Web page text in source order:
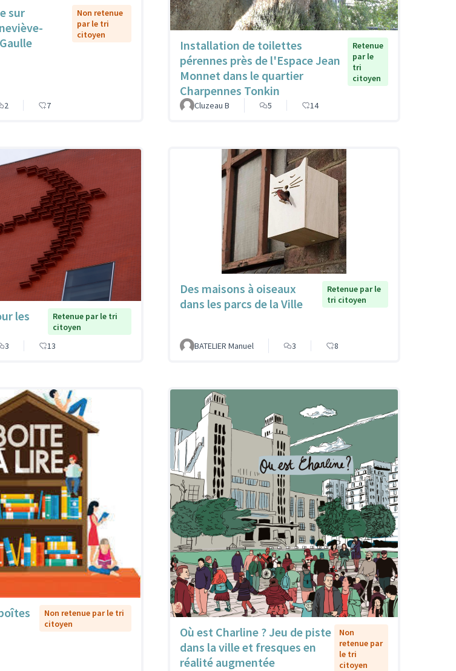
sur
Non retenue
par le tri
citoyen
2 7
Installation de toilettes
pérennes près de l'Espace Jean
Monnet dans le quartier
Charpennes Tonkin
Retenue
par le
tri
citoyen
Cluzeau B 5 14
les
Retenue par le tri
citoyen
3 13
Des maisons à oiseaux
dans les parcs de la Ville
Retenue par le
tri citoyen
BATELIER Manuel 3 8
Non retenue par le tri
citoyen
Où est Charline ? Jeu de piste
dans la ville et fresques en
réalité augmentée
Non
retenue par
le tri
citoyen